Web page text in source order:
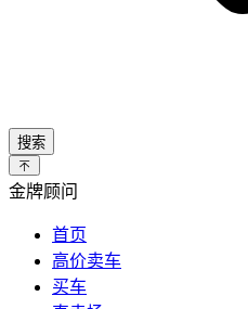
搜索
金牌顾问
首页
高价卖车
买车